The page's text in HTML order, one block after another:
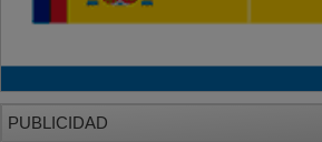
PUBLICIDAD